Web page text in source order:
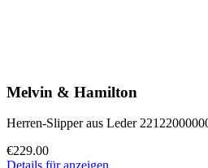
Melvin & Hamilton
Herren-Slipper aus Leder
€229.00